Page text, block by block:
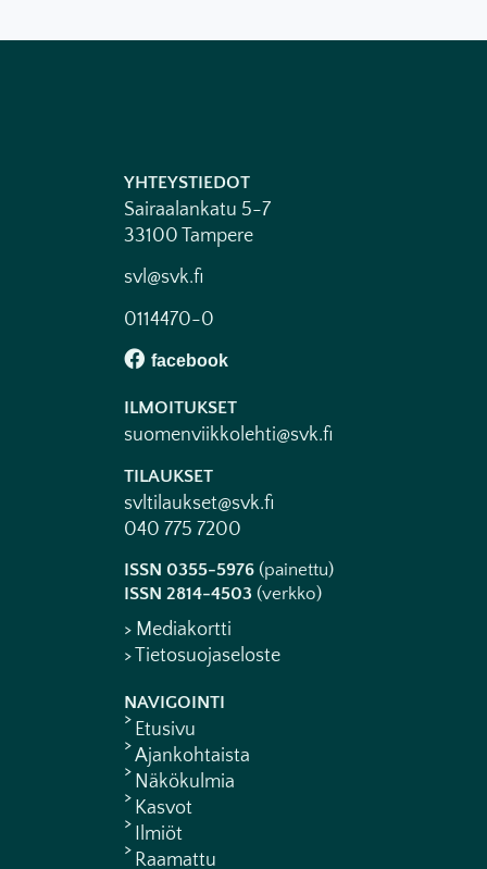
YHTEYSTIEDOT
Sairaalankatu 5-7
33100 Tampere
svl@svk.fi
0114470-0
ILMOITUKSET
suomenviikkolehti@svk.fi
TILAUKSET
svltilaukset@svk.fi
040 775 7200
ISSN 0355-5976 (painettu)
ISSN 2814-4503 (verkko)
> Mediakortti
> Tietosuojaseloste
NAVIGOINTI
Etusivu
Ajankohtaista
Näkökulmia
Kasvot
Ilmiöt
Raamattu